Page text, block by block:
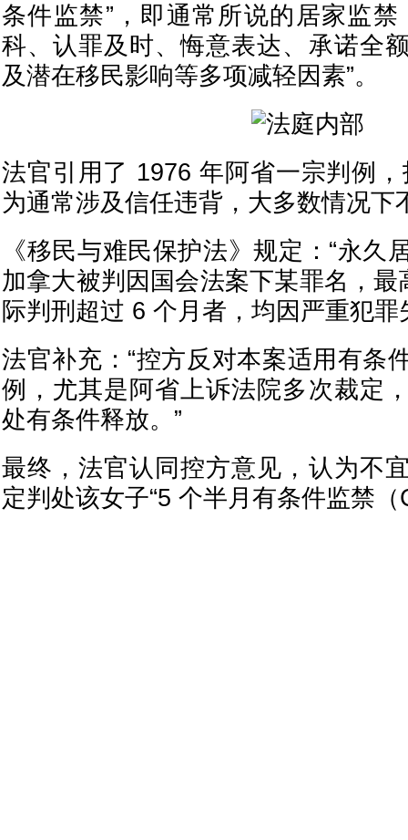
条件监禁”，即通常所说的居家监禁
科、认罪及时、悔意表达、承诺全
及潜在移民影响等多项减轻因素”。
法官引用了 1976 年阿省一宗判例
为通常涉及信任违背，大多数情况下
《移民与难民保护法》规定：“永久
加拿大被判因国会法案下某罪名，
际判刑超过 6 个月者，均因严重犯罪
法官补充：“控方反对本案适用有条
例，尤其是阿省上诉法院多次裁定
处有条件释放。”
最终，法官认同控方意见，认为不
定判处该女子“5 个半月有条件监禁（